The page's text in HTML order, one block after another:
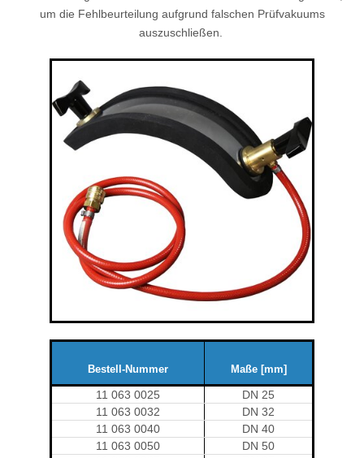
um die Fehlbeurteilung aufgrund falschen Prüfvakuums
auszuschließen.
Bestell-Nummer Maße [mm]
11 063 0025
DN 25
11 063 0032
DN 32
11 063 0040
DN 40
11 063 0050
DN 50